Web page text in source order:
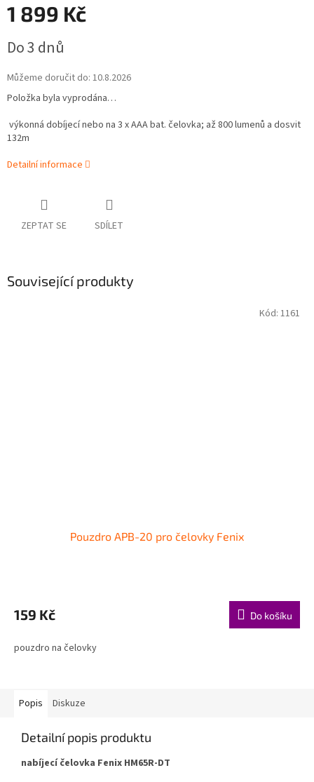
1 899 Kč
cena:
Do 3 dnů
Můžeme doručit do: 10.8.2026
Položka byla vyprodána…
výkonná dobíjecí nebo na 3 x AAA bat. čelovka; až 800 lumenů a dosvit
132m
Detailní informace
ZEPTAT SE SDÍLET
Související produkty
Pouzdro APB-20 pro čelovky Fenix
159 Kč Do košíku
pouzdro na čelovky
Kód: 1161
Popis Diskuze
Detailní popis produktu
nabíjecí čelovka Fenix HM65R-DT